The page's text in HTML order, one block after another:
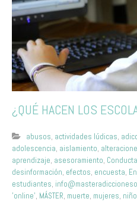
¿QUÉ HACEN LOS
abusos, actividades lúdicas,
adolescencia, aislamiento,
aprendizaje, asesoramiento,
desinformación, efectos, encuesta,
estudiantes,
'online', MÁSTER, muerte, mujeres,